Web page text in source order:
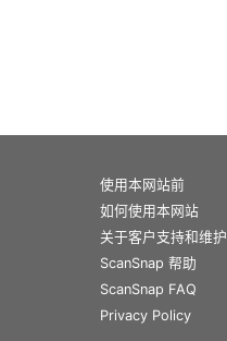
使用本网站前
如何使用本网站
关于客户支持和维护
ScanSnap 帮助
ScanSnap FAQ
Privacy Policy